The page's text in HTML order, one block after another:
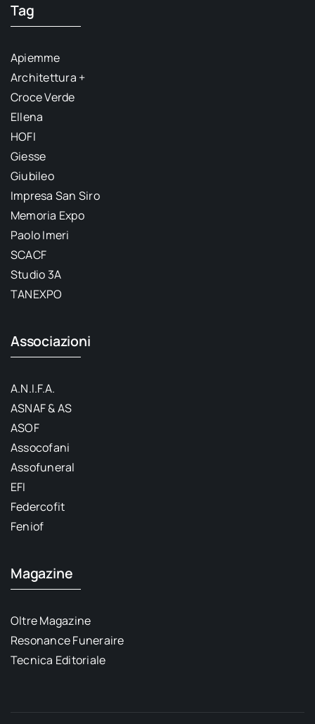
Tag
Apiemme
Architettura +
Croce Verde
Ellena
HOFI
Giesse
Giubileo
Impresa San Siro
Memoria Expo
Paolo Imeri
SCACF
Studio 3A
TANEXPO
Associazioni
A.N.I.F.A.
ASNAF & AS
ASOF
Assocofani
Assofuneral
EFI
Federcofit
Feniof
Magazine
Oltre Magazine
Resonance Funeraire
Tecnica Editoriale